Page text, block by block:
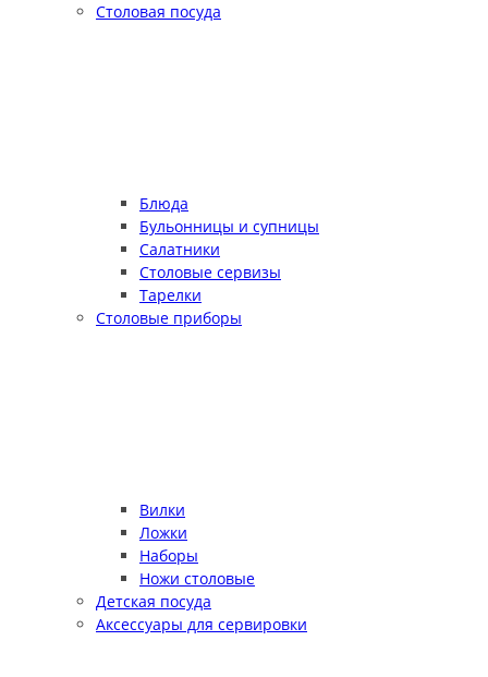
Столовая посуда
Блюда
Бульонницы и супницы
Салатники
Столовые сервизы
Тарелки
Столовые приборы
Вилки
Ложки
Наборы
Ножи столовые
Детская посуда
Аксессуары для сервировки